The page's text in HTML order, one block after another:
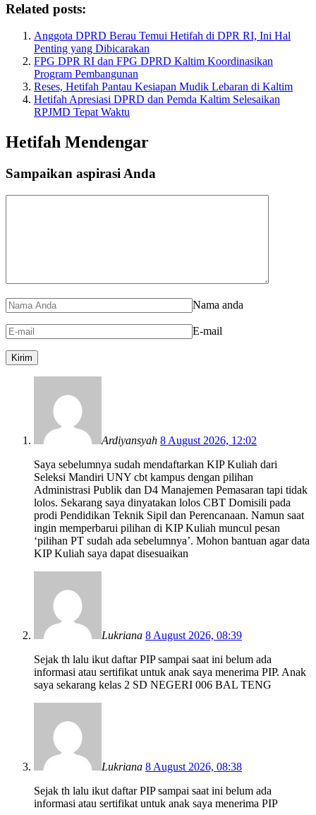
Related posts:
Anggota DPRD Berau Temui Hetifah di DPR RI, Ini Hal
Penting yang Dibicarakan
FPG DPR RI dan FPG DPRD Kaltim Koordinasikan
Program Pembangunan
Reses, Hetifah Pantau Kesiapan Mudik Lebaran di Kaltim
Hetifah Apresiasi DPRD dan Pemda Kaltim Selesaikan
RPJMD Tepat Waktu
Hetifah Mendengar
Sampaikan aspirasi Anda
Nama anda
E-mail
Ardiyansyah 8 August 2026, 12:02
Saya sebelumnya sudah mendaftarkan KIP Kuliah dari
Seleksi Mandiri UNY cbt kampus dengan pilihan
Administrasi Publik dan D4 Manajemen Pemasaran tapi tidak
lolos. Sekarang saya dinyatakan lolos CBT Domisili pada
prodi Pendidikan Teknik Sipil dan Perencanaan. Namun saat
ingin memperbarui pilihan di KIP Kuliah muncul pesan
‘pilihan PT sudah ada sebelumnya’. Mohon bantuan agar data
KIP Kuliah saya dapat disesuaikan
Lukriana 8 August 2026, 08:39
Sejak th lalu ikut daftar PIP sampai saat ini belum ada
informasi atau sertifikat untuk anak saya menerima PIP. Anak
saya sekarang kelas 2 SD NEGERI 006 BAL TENG
Lukriana 8 August 2026, 08:38
Sejak th lalu ikut daftar PIP sampai saat ini belum ada
informasi atau sertifikat untuk anak saya menerima PIP